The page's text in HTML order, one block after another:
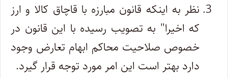
نظر به اینکه قانون مبارزه با قاچاق کالا و ارز
که اخیرا" به تصویب رسیده با این قانون در
خصوص صلاحیت محاکم ابهام تعارض وجود
دارد بهتر است این امر مورد توجه قرار گیرد.